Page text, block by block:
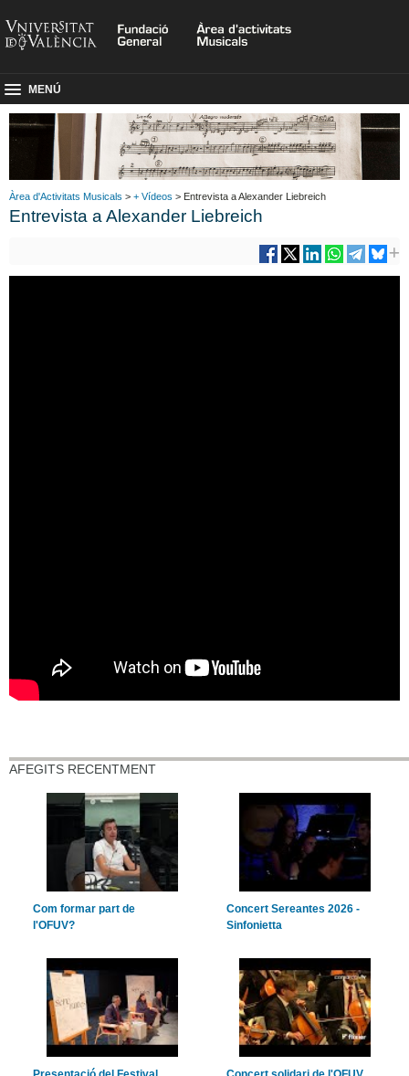
MENÚ
Àrea d'Activitats Musicals > + Vídeos > Entrevista a Alexander Liebreich
Entrevista a Alexander Liebreich
AFEGITS RECENTMENT
Com formar part de
l'OFUV?
Concert Sereantes 2026 -
Sinfonietta